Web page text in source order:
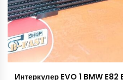
Интеркулер EVO 1 BMW E82